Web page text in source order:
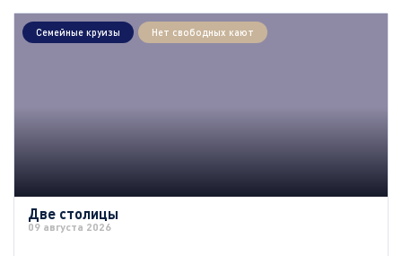
Семейные круизы Нет свободных кают
Две столицы
09 августа 2026